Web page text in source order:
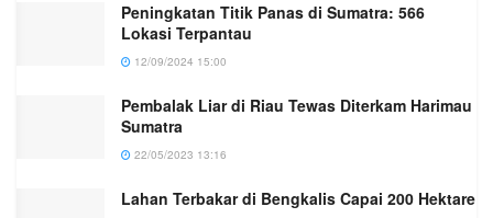
Peningkatan Titik Panas di Sumatra: 566
Lokasi Terpantau
12/09/2024 15:00
Pembalak Liar di Riau Tewas Diterkam Harimau
Sumatra
22/05/2023 13:16
Lahan Terbakar di Bengkalis Capai 200 Hektare